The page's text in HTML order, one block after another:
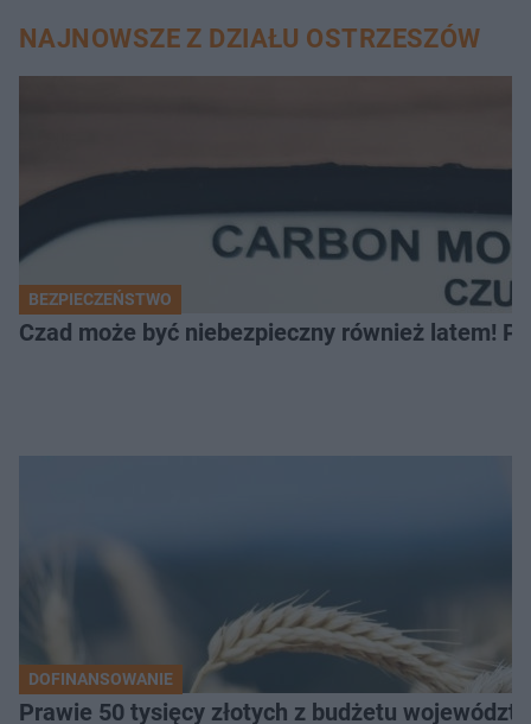
NAJNOWSZE Z DZIAŁU OSTRZESZÓW
BEZPIECZEŃSTWO
Czad może być niebezpieczny również latem!
DOFINANSOWANIE
Prawie 50 tysięcy złotych z budżetu